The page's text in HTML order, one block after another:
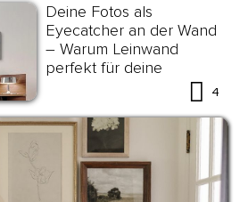
Deine Fotos als
Eyecatcher an der Wand
– Warum Leinwand
perfekt für deine
4